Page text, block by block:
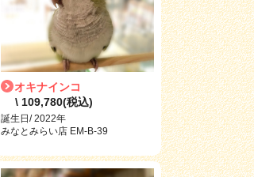
オキナインコ
\ 109,780(税込)
誕生日/ 2022年
みなとみらい店 EM-B-39